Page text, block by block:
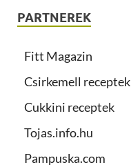
PARTNEREK
Fitt Magazin
Csirkemell receptek
Cukkini receptek
Tojas.info.hu
Pampuska.com